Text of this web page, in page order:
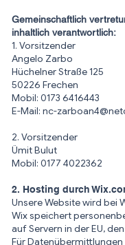
Gemeinschaftlich
inhaltlich verantwortlich:
1. Vorsitzender
Angelo Zarbo
Hüchelner Straße 125
50226 Frechen
Mobil: 0173 6416443
E-Mail: nc-
2. Vorsitzender
Ümit Bulut
Mobil: 0177 4022362
2. Hosting durch
Unsere Website wird bei
Wix speichert
auf Servern in der EU,
Für Datenübermittlungen